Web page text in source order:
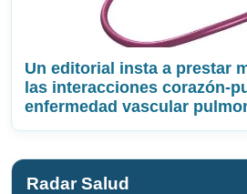
Un editorial insta a prestar
las interacciones corazón-
enfermedad vascular
Radar Salud